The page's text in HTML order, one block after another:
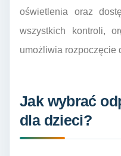
oświetlenia oraz
wszystkich kontroli,
umożliwia rozpoczęcie
Jak wybrać
dla dzieci?